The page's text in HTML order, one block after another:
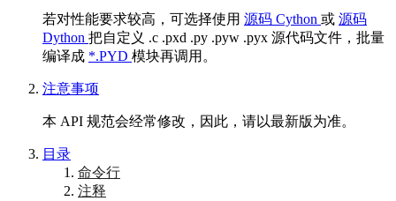
若对性能要求较高，可选择使用 源码 Cython 或 源码
Dython 把自定义 .c .pxd .py .pyw .pyx 源代码文件，批量
编译成 *.PYD 模块再调用。
注意事项
本 API 规范会经常修改，因此，请以最新版为准。
目录
命令行
注释